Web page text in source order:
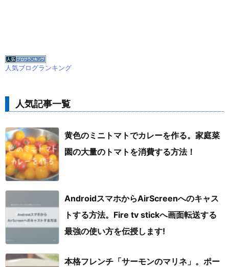
人気ブログランキング
人気記事一覧
黄色のミニトマトでカレーを作る。家庭菜
園の大量のトマトを消費する方法！
AndroidスマホからAirScreenへのキャス
トする方法。Fire tv stickへ画面転送する
最強の使い方を伝授します!
本格フレンチ「サーモンのマリネ」。ポー